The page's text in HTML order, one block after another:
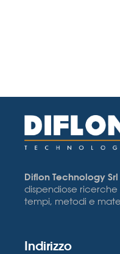
Diflon Technology Srl
dispendiose
tempi, metodi e
Indirizzo